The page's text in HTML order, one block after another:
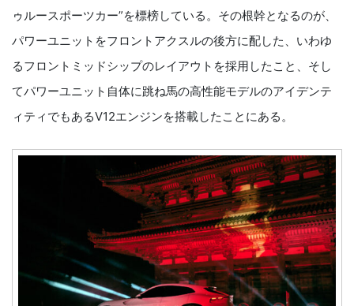
ゥルースポーツカー”を標榜している。その根幹となるのが、
パワーユニットをフロントアクスルの後方に配した、いわゆ
るフロントミッドシップのレイアウトを採用したこと、そし
てパワーユニット自体に跳ね馬の高性能モデルのアイデンテ
ィティでもあるV12エンジンを搭載したことにある。